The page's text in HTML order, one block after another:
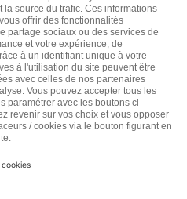
A propos
Notre philosophie
La lettre Santé Nature
Innovation
La lettre confidentielle
Auteurs et contributeurs SNI